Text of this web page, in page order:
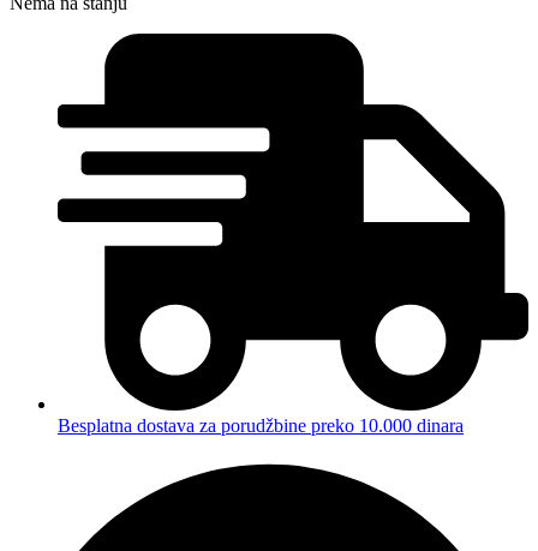
Besplatna dostava za porudžbine preko 10.000 dinara